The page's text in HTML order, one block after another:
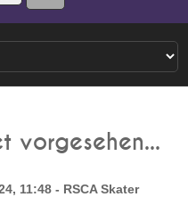
vorgesehen...
11:48 - RSCA Skater